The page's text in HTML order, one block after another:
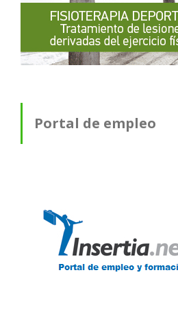
Portal de empleo